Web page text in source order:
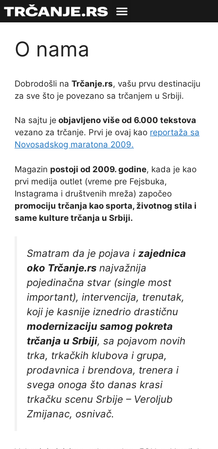
O nama
Dobrodošli na Trčanje.rs, vašu prvu destinaciju
za sve što je povezano sa trčanjem u Srbiji.
Na sajtu je objavljeno više od 6.000 tekstova
vezano za trčanje. Prvi je ovaj kao reportaža sa
Novosadskog maratona 2009.
Magazin postoji od 2009. godine, kada je kao
prvi medija outlet (vreme pre Fejsbuka,
Instagrama i društvenih mreža) započeo
promociju trčanja kao sporta, životnog stila i
same kulture trčanja u Srbiji.
Smatram da je pojava i zajednica
oko Trčanje.rs najvažnija
pojedinačna stvar (single most
important), intervencija, trenutak,
koji je kasnije iznedrio drastičnu
modernizaciju samog pokreta
trčanja u Srbiji, sa pojavom novih
trka, trkačkih klubova i grupa,
prodavnica i brendova, trenera i
svega onoga što danas krasi
trkačku scenu Srbije – Veroljub
Zmijanac, osnivač.